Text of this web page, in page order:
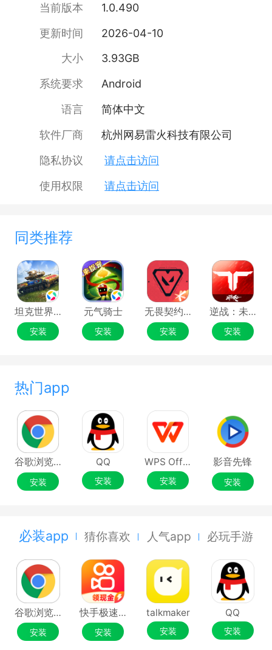
个遇到的玩家是心怀鬼胎，还是乐于助人。
当前版本
1.0.490
更新时间
2026-04-10
大小
3.93GB
系统要求
Android
语言
简体中文
软件厂商
杭州网易雷火科技有限公司
隐私协议
请点击访问
使用权限
请点击访问
同类推荐
坦克世界闪击战
安装
元气骑士
安装
无畏契约：源能行动
安装
逆战：未来
安装
热门app
谷歌浏览器Google Chrome
安装
QQ
安装
WPS Office
安装
影音先锋
安装
必装app 猜你喜欢 人气app 必玩手游
谷歌浏览器Google Chrome
安装
快手极速版
安装
talkmaker
安装
QQ
安装